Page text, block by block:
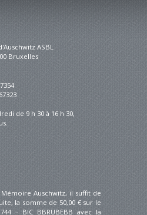
ASBL
Bruxelles
de 9 h 30 à 16 h 30,
Auschwitz, il suffit de
la somme de 50,00 € sur le
– BIC BBRUBEBB avec la